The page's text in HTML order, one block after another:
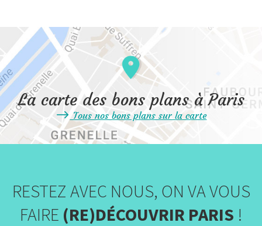
La carte des bons plans à Paris
Tous nos bons plans sur la carte
RESTEZ AVEC NOUS, ON VA VOUS
FAIRE (RE)DÉCOUVRIR PARIS !